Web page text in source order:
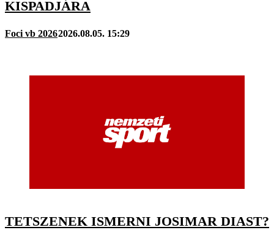
KISPADJÁRA
Foci vb 20262026.08.05. 15:29
TETSZENEK ISMERNI JOSIMAR DIAST?